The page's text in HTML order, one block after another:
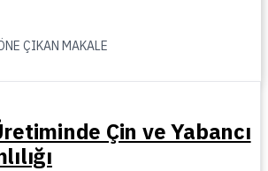
ÇIKAN MAKALE
Çin ve Yabancı